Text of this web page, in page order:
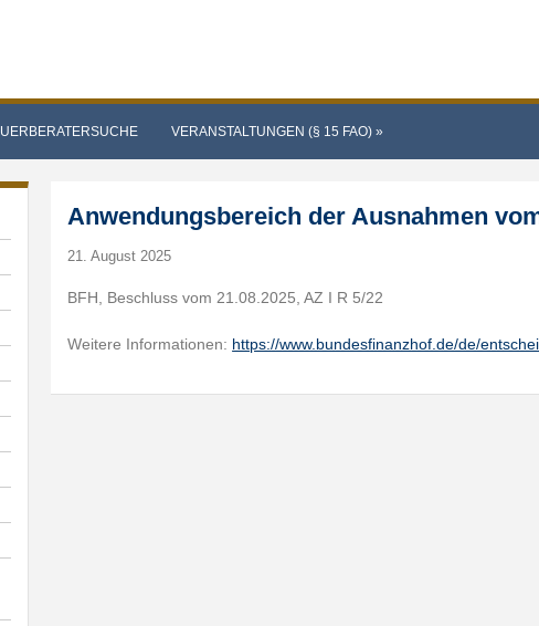
VERANSTALTUNGEN (§ 15 FAO) »
Anwendungsbereich der Ausnahmen
21. August 2025
BFH, Beschluss vom 21.08.2025, AZ I R 5/22
Weitere Informationen: https://www.bundesfinanzhof.de/de/